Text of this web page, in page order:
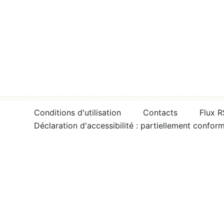
Conditions d'utilisation Contacts
Flux
Déclaration d'accessibilité : partiellement